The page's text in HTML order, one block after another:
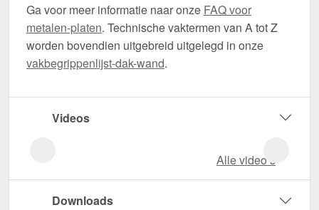
Ga voor meer informatie naar onze FAQ voor
metalen-platen. Technische vaktermen van A tot Z
worden bovendien uitgebreid uitgelegd in onze
vakbegrippenlijst-dak-wand.
Videos
Alle video‘s
Downloads